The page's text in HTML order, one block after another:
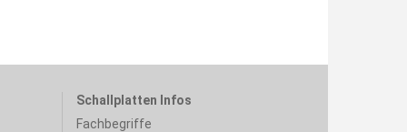
Schallplatten Infos
Fachbegriffe